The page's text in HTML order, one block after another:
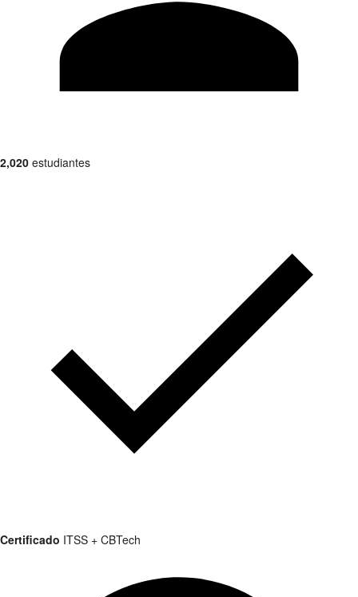
2,020 estudiantes
Certificado ITSS + CBTech